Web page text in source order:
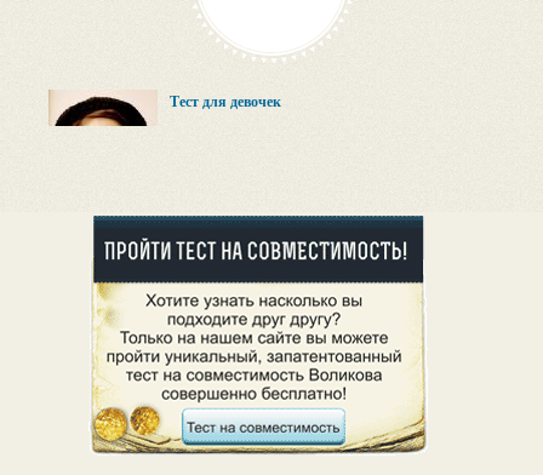
Тест для девочек